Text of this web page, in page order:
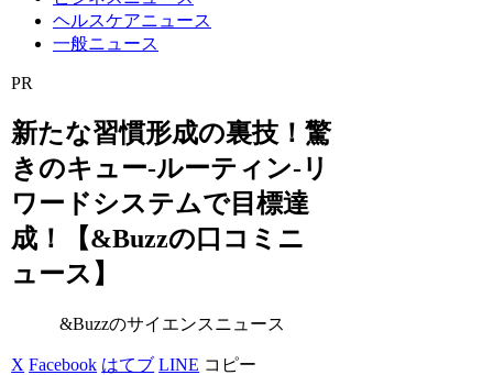
ヘルスケアニュース
一般ニュース
PR
新たな習慣形成の裏技！驚
きのキュー-ルーティン-リ
ワードシステムで目標達
成！【&Buzzの口コミニ
ュース】
&Buzzのサイエンスニュース
X Facebook はてブ LINE コピー